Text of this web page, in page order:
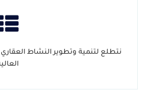
نتطلع لتنمية وتطوير النشاط